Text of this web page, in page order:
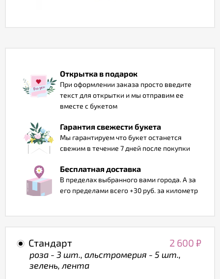
Открытка в подарок
При оформлении заказа просто введите
текст для открытки и мы отправим ее
вместе с букетом
Гарантия свежести букета
Мы гарантируем что букет останется
свежим в течение 7 дней после покупки
Бесплатная доставка
В пределах выбранного вами города. А за
его пределами всего +30 руб. за километр
Стандарт 2 600 ₽
роза - 3 шт., альстромерия - 5 шт.,
зелень, лента